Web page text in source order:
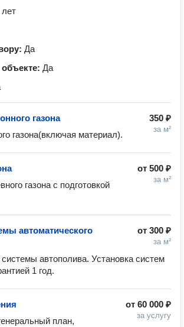
Да
Да
350 ₽
за м²
газона
газона(включая материал).
от 500 ₽
за м²
газона с подготовкой
от 300 ₽
за м²
автоматического
автополива. Установка систем
1 год.
от 60 000 ₽
за услугу
план,